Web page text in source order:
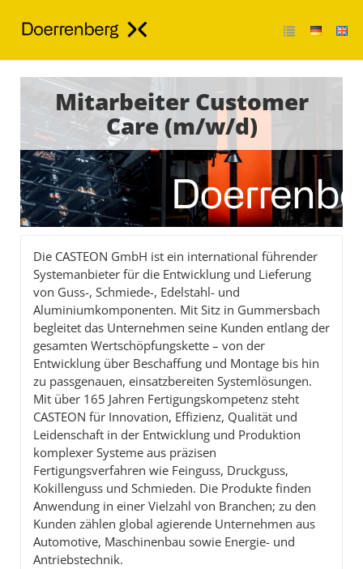
Mitarbeiter Customer
Care (m/w/d)
Die CASTEON GmbH ist ein international führender
Systemanbieter für die Entwicklung und Lieferung
von Guss-, Schmiede-, Edelstahl- und
Aluminiumkomponenten. Mit Sitz in Gummersbach
begleitet das Unternehmen seine Kunden entlang der
gesamten Wertschöpfungskette – von der
Entwicklung über Beschaffung und Montage bis hin
zu passgenauen, einsatzbereiten Systemlösungen.
Mit über 165 Jahren Fertigungskompetenz steht
CASTEON für Innovation, Effizienz, Qualität und
Leidenschaft in der Entwicklung und Produktion
komplexer Systeme aus präzisen
Fertigungsverfahren wie Feinguss, Druckguss,
Kokillenguss und Schmieden. Die Produkte finden
Anwendung in einer Vielzahl von Branchen; zu den
Kunden zählen global agierende Unternehmen aus
Automotive, Maschinenbau sowie Energie- und
Antriebstechnik.